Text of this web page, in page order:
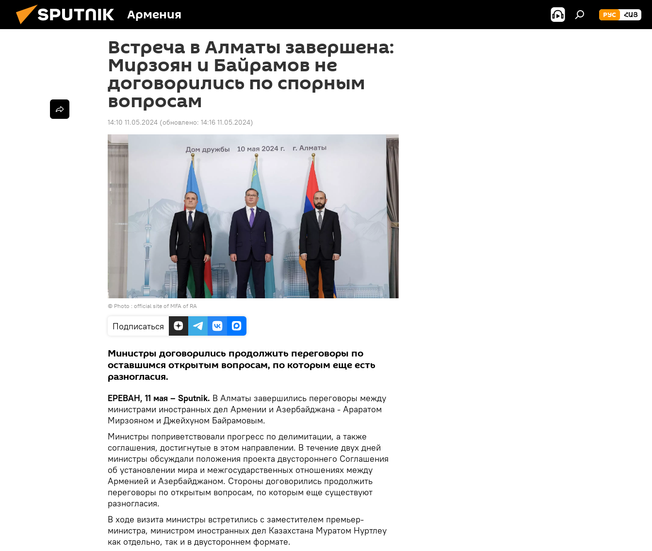
Армения РУС ՀԱՅ
Встреча в Алматы завершена:
Мирзоян и Байрамов не
договорились по спорным
вопросам
14:10 11.05.2024 (обновлено: 14:16 11.05.2024)
© Photo : official site of MFA of RA
Подписаться
Министры договорились продолжить переговоры по
оставшимся открытым вопросам, по которым еще есть
разногласия.
ЕРЕВАН, 11 мая – Sputnik. В Алматы завершились переговоры между
министрами иностранных дел Армении и Азербайджана - Араратом
Мирзояном и Джейхуном Байрамовым.
Министры поприветствовали прогресс по делимитации, а также
соглашения, достигнутые в этом направлении. В течение двух дней
министры обсуждали положения проекта двустороннего Соглашения
об установлении мира и межгосударственных отношениях между
Арменией и Азербайджаном. Стороны договорились продолжить
переговоры по открытым вопросам, по которым еще существуют
разногласия.
В ходе визита министры встретились с заместителем премьер-
министра, министром иностранных дел Казахстана Муратом Нуртлеу
как отдельно, так и в двустороннем формате.